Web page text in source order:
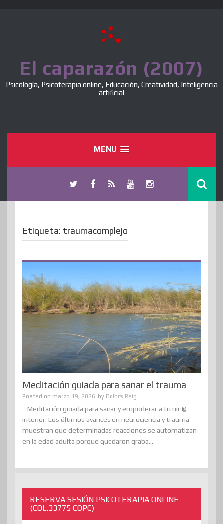
El caparazón (2007)
Psicología, Psicoterapia online, Educación, Creatividad, Inteligencia
artificial
MENU
Etiqueta: traumacomplejo
Meditación guiada para sanar el trauma
Posted on marzo 19, 2026 by Dolors Reig
Meditación guiada para sanar y empoderar a tu niñ@
interior. Los últimos avances en neurociencia y trauma
muestran que determinadas reacciones se automatizan
en la edad adulta porque quedaron graba...
RESERVA SESIÓN PSICOTERAPIA ONLINE
(COL.33775 COPC)